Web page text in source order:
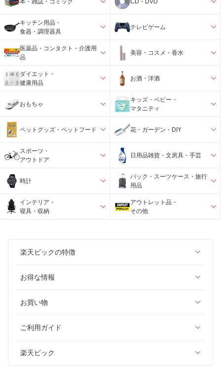
キッチン用品・
食器・調理器具
テレビゲーム
医薬品・コンタクト・介護用
品
美容・コスメ・香水
ダイエット・
健康用品
お酒・洋酒
おもちゃ
キッズ・ベビー・
マタニティ
ペットグッズ・ペットフード 花・ガーデン・DIY
スポーツ・
アウトドア
日用品雑貨・文房具・手芸
時計
バック・スーツケース・旅行
用品
インテリア・
寝具・収納
アウトレット品・
その他
楽天ビックの特徴
お得な情報
お買い物
ご利用ガイド
楽天ビック